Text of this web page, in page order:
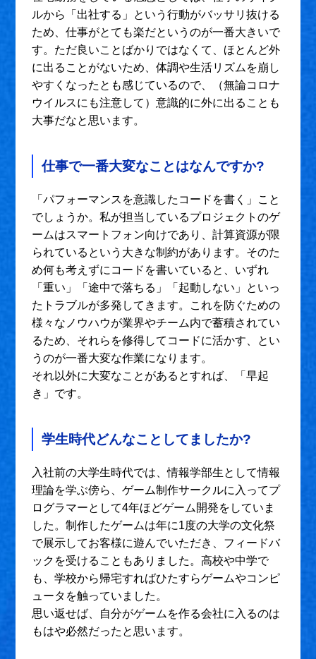
ルから「出社する」という行動がバッサリ抜ける
ため、仕事がとても楽だというのが一番大きいで
す。ただ良いことばかりではなくて、ほとんど外
に出ることがないため、体調や生活リズムを崩し
やすくなったとも感じているので、（無論コロナ
ウイルスにも注意して）意識的に外に出ることも
大事だなと思います。
仕事で一番大変なことはなんですか?
「パフォーマンスを意識したコードを書く」こと
でしょうか。私が担当しているプロジェクトのゲ
ームはスマートフォン向けであり、計算資源が限
られているという大きな制約があります。そのた
め何も考えずにコードを書いていると、いずれ
「重い」「途中で落ちる」「起動しない」といっ
たトラブルが多発してきます。これを防ぐための
様々なノウハウが業界やチーム内で蓄積されてい
るため、それらを修得してコードに活かす、とい
うのが一番大変な作業になります。
それ以外に大変なことがあるとすれば、「早起
き」です。
学生時代どんなことしてましたか?
入社前の大学生時代では、情報学部生として情報
理論を学ぶ傍ら、ゲーム制作サークルに入ってプ
ログラマーとして4年ほどゲーム開発をしていま
した。制作したゲームは年に1度の大学の文化祭
で展示してお客様に遊んでいただき、フィードバ
ックを受けることもありました。高校や中学で
も、学校から帰宅すればひたすらゲームやコンピ
ュータを触っていました。
思い返せば、自分がゲームを作る会社に入るのは
もはや必然だったと思います。